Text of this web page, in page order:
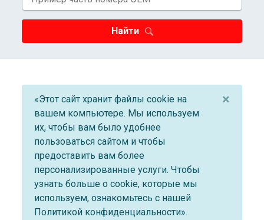
Найти
«Этот сайт хранит файлы cookie на
вашем компьютере. Мы используем
их, чтобы вам было удобнее
пользоваться сайтом и чтобы
предоставить вам более
персонализированные услуги. Чтобы
узнать больше о cookie, которые мы
используем, ознакомьтесь с нашей
Политикой конфиденциальности».
×